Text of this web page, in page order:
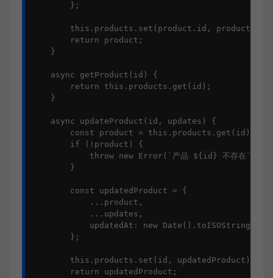
        };
        this.products.set(product.id, product);
        return product;
    }
    async getProduct(id) {
        return this.products.get(id);
    }
    async updateProduct(id, updates) {
        const product = this.products.get(id);
        if (!product) {
            throw new Error(`产品 ${id} 不存在`);
        }
        const updatedProduct = {
            ...product,
            ...updates,
            updatedAt: new Date().toISOString()
        };
        this.products.set(id, updatedProduct);
        return updatedProduct;